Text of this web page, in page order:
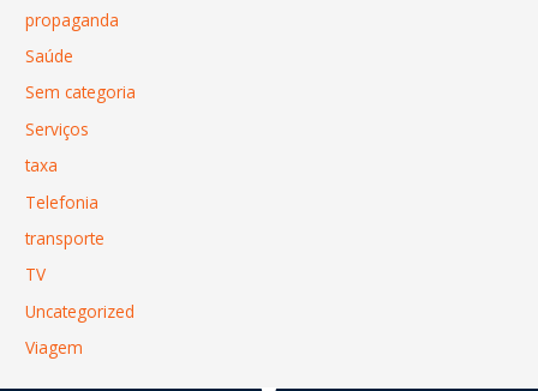
propaganda
Saúde
Sem categoria
Serviços
taxa
Telefonia
transporte
TV
Uncategorized
Viagem